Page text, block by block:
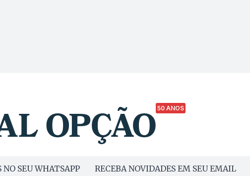
50 ANOS
SEU WHATSAPP RECEBA NOVIDADES EM SEU EMAIL